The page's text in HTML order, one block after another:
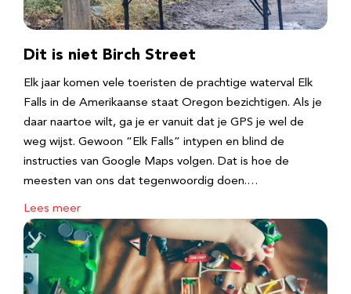
Dit is niet Birch Street
Elk jaar komen vele toeristen de prachtige waterval Elk
Falls in de Amerikaanse staat Oregon bezichtigen. Als je
daar naartoe wilt, ga je er vanuit dat je GPS je wel de
weg wijst. Gewoon “Elk Falls” intypen en blind de
instructies van Google Maps volgen. Dat is hoe de
meesten van ons dat tegenwoordig doen.…
Lees meer